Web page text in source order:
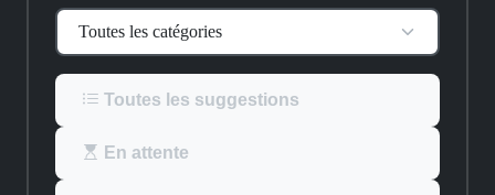
Toutes les suggestions
En attente